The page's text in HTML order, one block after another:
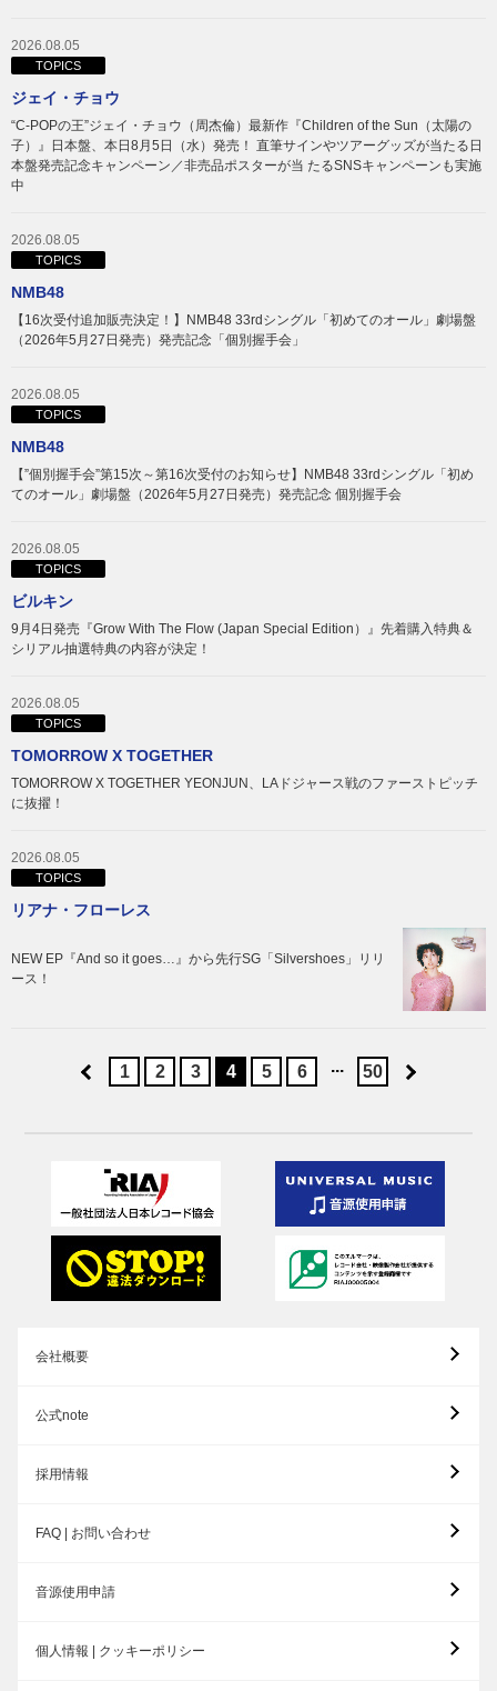
2026.08.05
TOPICS
ジェイ・チョウ
“C-POPの王”ジェイ・チョウ（周杰倫）最新作『Children of the Sun（太陽の
子）』日本盤、本日8月5日（水）発売！ 直筆サインやツアーグッズが当たる日
本盤発売記念キャンペーン／非売品ポスターが当 たるSNSキャンペーンも実施
中
2026.08.05
TOPICS
NMB48
【16次受付追加販売決定！】NMB48 33rdシングル「初めてのオール」劇場盤
（2026年5月27日発売）発売記念「個別握手会」
2026.08.05
TOPICS
NMB48
【”個別握手会”第15次～第16次受付のお知らせ】NMB48 33rdシングル「初め
てのオール」劇場盤（2026年5月27日発売）発売記念 個別握手会
2026.08.05
TOPICS
ビルキン
9月4日発売『Grow With The Flow (Japan Special Edition）』先着購入特典＆
シリアル抽選特典の内容が決定！
2026.08.05
TOPICS
TOMORROW X TOGETHER
TOMORROW X TOGETHER YEONJUN、LAドジャース戦のファーストピッチ
に抜擢！
2026.08.05
TOPICS
リアナ・フローレス
NEW EP『And so it goes…』から先行SG「Silvershoes」リリ
ース！
1 2 3 4 5 6 ... 50
会社概要
公式note
採用情報
FAQ | お問い合わせ
音源使用申請
個人情報 | クッキーポリシー